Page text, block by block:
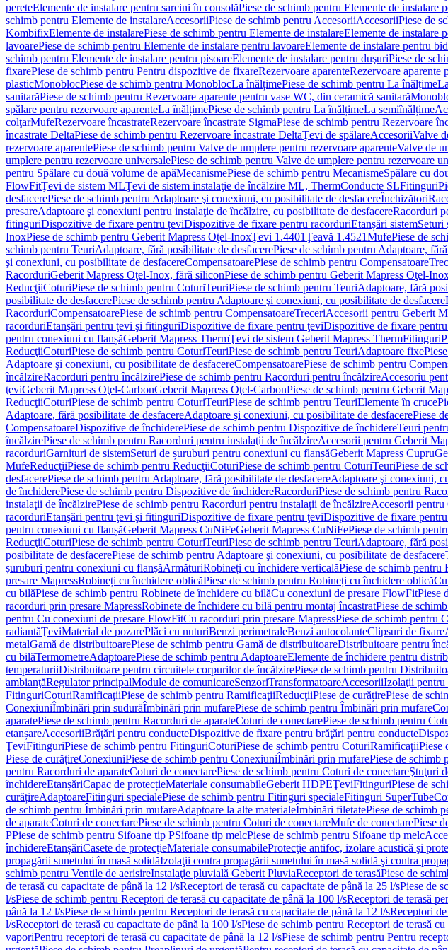
pereteElemente de instalare pentru sarcini în consolăPiese de schimb pentru Elemente de instalare
schimb pentru Elemente de instalareAccesoriiPiese de schimb pentru AccesoriiAccesoriiPiese de
KombifixElemente de instalarePiese de schimb pentru Elemente de instalareElemente de instalare
lavoarePiese de schimb pentru Elemente de instalare pentru lavoareElemente de instalare pentru
schimb pentru Elemente de instalare pentru pisoareElemente de instalare pentru duşuriPiese de
fixarePiese de schimb pentru Pentru dispozitive de fixareRezervoare aparenteRezervoare aparente
plasticMonoblocPiese de schimb pentru MonoblocLa înălțimePiese de schimb pentru La înălțime
sanitarăPiese de schimb pentru Rezervoare aparente pentru vase WC, din ceramică sanitară
spălare pentru rezervoare aparenteLa înălțimePiese de schimb pentru La înălțimeLa semiînălțime
colţarMufeRezervoare încastrateRezervoare încastrate SigmaPiese de schimb pentru Rezervoare
încastrate DeltaPiese de schimb pentru Rezervoare încastrate DeltaŢevi de spălareAccesoriiValve
rezervoare aparentePiese de schimb pentru Valve de umplere pentru rezervoare aparenteValve de
umplere pentru rezervoare universalePiese de schimb pentru Valve de umplere pentru rezervoare
pentru Spălare cu două volume de apăMecanismePiese de schimb pentru MecanismeSpălare cu
FlowFitŢevi de sistem MLŢevi de sistem instalaţie de încălzire ML, ThermConducte SLFitinguri
desfacerePiese de schimb pentru Adaptoare şi conexiuni, cu posibilitate de desfacereÎnchizători
presareAdaptoare şi conexiuni pentru instalaţie de încălzire, cu posibilitate de desfacereRacorduri
fitinguriDispozitive de fixare pentru țeviDispozitive de fixare pentru racorduriEtanșări sistemSeturi
InoxPiese de schimb pentru Geberit Mapress Oţel-InoxŢevi 1.4401Ţeavă 1.4521MufePiese de
schimb pentru TeuriAdaptoare, fără posibilitate de desfacerePiese de schimb pentru Adaptoare,
şi conexiuni, cu posibilitate de desfacereCompensatoarePiese de schimb pentru Compensatoare
RacorduriGeberit Mapress Oţel-Inox, fără siliconPiese de schimb pentru Geberit Mapress Oţel-
ReducţiiCoturiPiese de schimb pentru CoturiTeuriPiese de schimb pentru TeuriAdaptoare, fără
posibilitate de desfacerePiese de schimb pentru Adaptoare şi conexiuni, cu posibilitate de desfacere
RacorduriCompensatoarePiese de schimb pentru CompensatoareTreceriAccesorii pentru Geberit
racorduriEtanşări pentru ţevi şi fitinguriDispozitive de fixare pentru ţeviDispozitive de fixare
pentru conexiuni cu flanșăGeberit Mapress ThermŢevi de sistem Geberit Mapress ThermFitinguri
ReducţiiCoturiPiese de schimb pentru CoturiTeuriPiese de schimb pentru TeuriAdaptoare fixe
Adaptoare şi conexiuni, cu posibilitate de desfacereCompensatoarePiese de schimb pentru
încălzireRacorduri pentru încălzirePiese de schimb pentru Racorduri pentru încălzireAccesoriu
ţeviGeberit Mapress Oţel-CarbonGeberit Mapress Oţel-CarbonPiese de schimb pentru Geberit
ReducţiiCoturiPiese de schimb pentru CoturiTeuriPiese de schimb pentru TeuriElemente în cruce
Adaptoare, fără posibilitate de desfacereAdaptoare şi conexiuni, cu posibilitate de desfacerePiese
CompensatoareDispozitive de închiderePiese de schimb pentru Dispozitive de închidereTeuri
încălzirePiese de schimb pentru Racorduri pentru instalaţii de încălzireAccesorii pentru Geberit
racorduriGarnituri de sistemSeturi de șuruburi pentru conexiuni cu flanșăGeberit Mapress Cupru
MufeReducţiiPiese de schimb pentru ReducţiiCoturiPiese de schimb pentru CoturiTeuriPiese de
desfacerePiese de schimb pentru Adaptoare, fără posibilitate de desfacereAdaptoare şi conexiuni,
de închiderePiese de schimb pentru Dispozitive de închidereRacorduriPiese de schimb pentru
instalaţii de încălzirePiese de schimb pentru Racorduri pentru instalaţii de încălzireAccesorii pentru
racorduriEtanşări pentru ţevi şi fitinguriDispozitive de fixare pentru ţeviDispozitive de fixare
pentru conexiuni cu flanșăGeberit Mapress CuNiFeGeberit Mapress CuNiFePiese de schimb
ReducţiiCoturiPiese de schimb pentru CoturiTeuriPiese de schimb pentru TeuriAdaptoare, fără
posibilitate de desfacerePiese de schimb pentru Adaptoare şi conexiuni, cu posibilitate de desfacere
șuruburi pentru conexiuni cu flanșăArmăturiRobineți cu închidere verticalăPiese de schimb pentru
presare MapressRobineți cu închidere oblicăPiese de schimb pentru Robineți cu închidere oblică
cu bilăPiese de schimb pentru Robinete de închidere cu bilăCu conexiuni de presare FlowFitPiese
racorduri prin presare MapressRobinete de închidere cu bilă pentru montaj încastratPiese de
pentru Cu conexiuni de presare FlowFitCu racorduri prin presare MapressPiese de schimb pentru
radiantăŢeviMaterial de pozarePlăci cu nuturiBenzi perimetraleBenzi autocolanteClipsuri de fixare
metalGamă de distribuitoarePiese de schimb pentru Gamă de distribuitoareDistribuitoare pentru
cu bilăTermometreAdaptoarePiese de schimb pentru AdaptoareElemente de închidere pentru
temperaturiiDistribuitoare pentru circuitele corpurilor de încălzirePiese de schimb pentru
ambianţăRegulator principalModule de comunicareSenzoriTransformatoareAccesoriiIzolaţii pentru
FitinguriCoturiRamificaţiiPiese de schimb pentru RamificaţiiReducţiiPiese de curățirePiese de
ConexiuniÎmbinări prin sudurăÎmbinări prin mufarePiese de schimb pentru Îmbinări prin mufare
aparatePiese de schimb pentru Racorduri de aparateCoturi de conectarePiese de schimb pentru
etanșareAccesoriiBrăţări pentru conducteDispozitive de fixare pentru brăţări pentru conducte
ŢeviFitinguriPiese de schimb pentru FitinguriCoturiPiese de schimb pentru CoturiRamificaţiiPiese
Piese de curățireConexiuniPiese de schimb pentru ConexiuniÎmbinări prin mufarePiese de schimb
pentru Racorduri de aparateCoturi de conectarePiese de schimb pentru Coturi de conectareŞtuţuri
închidereEtanșăriCapac de protecțieMateriale consumabileGeberit HDPEŢeviFitinguriPiese de
curățireAdaptoareFitinguri specialePiese de schimb pentru Fitinguri specialeFitinguri SuperTube
de schimb pentru Îmbinări prin mufareAdaptoare la alte materialeÎmbinări filetatePiese de schimb
de aparateCoturi de conectarePiese de schimb pentru Coturi de conectareMufe de conectarePiese
PPiese de schimb pentru Sifoane tip PSifoane tip melcPiese de schimb pentru Sifoane tip melc
închidereEtanșăriCasete de protecţieMateriale consumabileProtecţie antifoc, izolare acustică şi
propagării sunetului în masă solidăIzolaţii contra propagării sunetului în masă solidă şi contra
schimb pentru Ventile de aerisireInstalaţie pluvială Geberit PluviaReceptori de terasăPiese de
de terasă cu capacitate de până la 12 l/sReceptori de terasă cu capacitate de până la 25 l/sPiese de
l/sPiese de schimb pentru Receptori de terasă cu capacitate de până la 100 l/sReceptori de terasă
până la 12 l/sPiese de schimb pentru Receptori de terasă cu capacitate de până la 12 l/sReceptori
l/sReceptori de terasă cu capacitate de până la 100 l/sPiese de schimb pentru Receptori de terasă
vaporiPentru receptori de terasă cu capacitate de până la 12 l/sPiese de schimb pentru Pentru